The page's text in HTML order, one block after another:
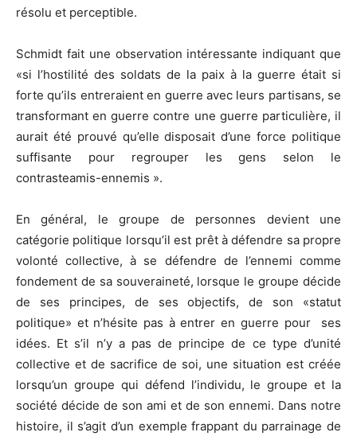
résolu et perceptible.
Schmidt fait une observation intéressante indiquant que
«si l’hostilité des soldats de la paix à la guerre était si
forte qu’ils entreraient en guerre avec leurs partisans, se
transformant en guerre contre une guerre particulière, il
aurait été prouvé qu’elle disposait d’une force politique
suffisante pour regrouper les gens selon le
contrasteamis-ennemis ».
En général, le groupe de personnes devient une
catégorie politique lorsqu’il est prêt à défendre sa propre
volonté collective, à se défendre de l’ennemi comme
fondement de sa souveraineté, lorsque le groupe décide
de ses principes, de ses objectifs, de son «statut
politique» et n’hésite pas à entrer en guerre pour ses
idées. Et s’il n’y a pas de principe de ce type d’unité
collective et de sacrifice de soi, une situation est créée
lorsqu’un groupe qui défend l’individu, le groupe et la
société décide de son ami et de son ennemi. Dans notre
histoire, il s’agit d’un exemple frappant du parrainage de